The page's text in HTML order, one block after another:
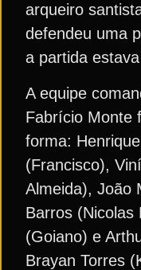
arqueiro
defendeu uma
a partida
A equipe
Fabrício Monte
forma:
(Francisco),
Almeida), João
Barros (Nicolas
(Goiano) e
Brayan Torres